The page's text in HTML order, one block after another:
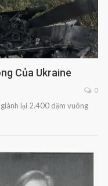
Của Ukraine
0
lại 2.400 dặm vuông